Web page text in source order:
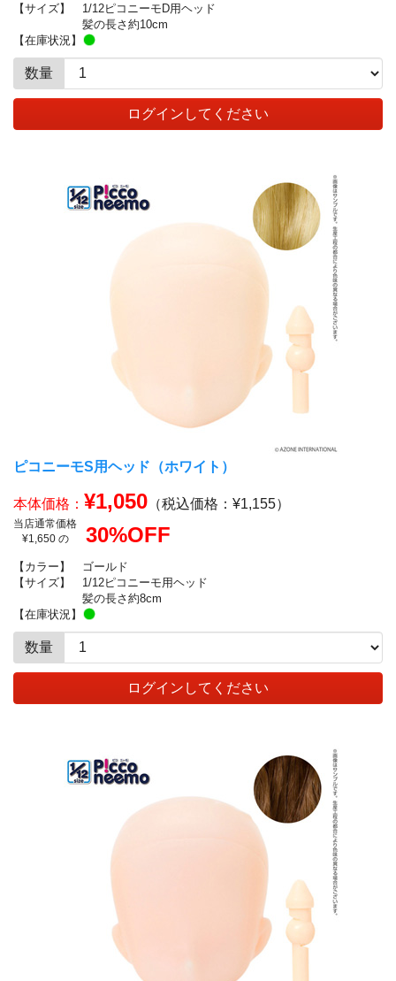
【サイズ】
1/12ピコニーモD用ヘッド
髪の長さ約10cm
【在庫状況】
数量
ログインしてください
ピコニーモS用ヘッド（ホワイト）
本体価格： ¥1,050 （税込価格：¥1,155）
当店通常価格
¥1,650 の
30%OFF
【カラー】
ゴールド
【サイズ】
1/12ピコニーモ用ヘッド
髪の長さ約8cm
【在庫状況】
数量
ログインしてください